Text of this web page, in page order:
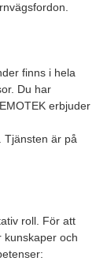
finns i hela
Du har
erbjuder
Tjänsten är på
roll. För att
kunskaper och